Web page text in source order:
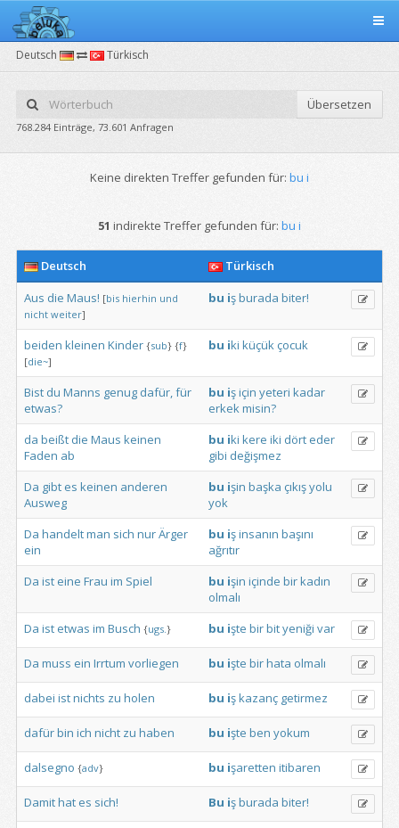
Deutsch Türkisch
Übersetzen
768.284 Einträge, 73.601 Anfragen
Keine direkten Treffer gefunden für: bu i
51 indirekte Treffer gefunden für: bu i
Deutsch
Türkisch
Aus die Maus! [bis hierhin und
nicht weiter]
bu işburada biter!
beiden kleinen Kinder {sub} {f}
[die~]
bu iki küçük çocuk
Bist du Manns genug dafür,für
etwas?
bu işiçin yeteri kadar
erkekmisin?
da beißt die Maus keinen
Faden ab
bu iki kere iki dört eder
gibi değişmez
Da gibt es keinen anderen
Ausweg
bu işin başka çıkışyolu
yok
Da handeltman sich nurÄrger
ein
bu işinsanın başını
ağrıtır
Da ist eine Frau im Spiel bu işin içinde birkadın
olmalı
Da ist etwas im Busch {ugs.} bu işte birbityeniği var
Da muss ein Irrtum vorliegen bu işte birhata olmalı
dabei istnichts zu holen bu işkazanç getirmez
dafürbin ich nicht zu haben bu işte ben yokum
dalsegno {adv} bu işaretten itibaren
Damithat es sich! Bu işburada biter!